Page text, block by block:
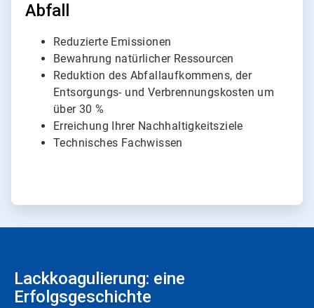
Abfall
Reduzierte Emissionen
Bewahrung natürlicher Ressourcen
Reduktion des Abfallaufkommens, der
Entsorgungs- und Verbrennungskosten um
über 30 %
Erreichung Ihrer Nachhaltigkeitsziele
Technisches Fachwissen
Lackkoagulierung: eine
Erfolgsgeschichte